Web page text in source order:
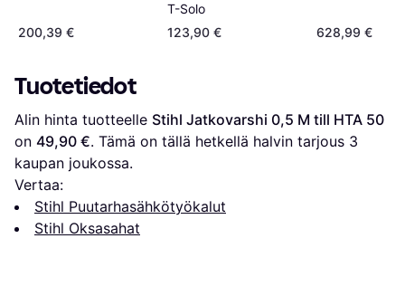
200,39 €
T-Solo
123,90 €
628,99 €
Tuotetiedot
Alin hinta tuotteelle Stihl Jatkovarshi 0,5 M till HTA 50
on 49,90 €. Tämä on tällä hetkellä halvin tarjous 3
kaupan joukossa.
Vertaa:
Stihl Puutarhasähkötyökalut
Stihl Oksasahat